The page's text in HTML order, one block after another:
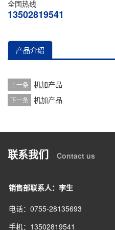
全国热线
13502819541
产品介绍
上一条 机加产品
下一条 机加产品
联系我们 Contact us
销售部联系人：李生
电话：0755-28135693
手机：13502819541